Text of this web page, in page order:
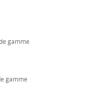
gamme
gamme